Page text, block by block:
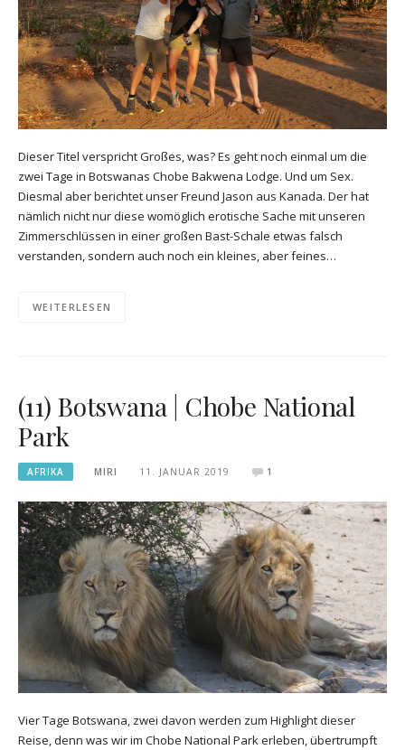
Dieser Titel verspricht Großes, was? Es geht noch einmal um die
zwei Tage in Botswanas Chobe Bakwena Lodge. Und um Sex.
Diesmal aber berichtet unser Freund Jason aus Kanada. Der hat
nämlich nicht nur diese womöglich erotische Sache mit unseren
Zimmerschlüssen in einer großen Bast-Schale etwas falsch
verstanden, sondern auch noch ein kleines, aber feines…
WEITERLESEN
(11) Botswana | Chobe National
Park
AFRIKA MIRI 11. JANUAR 2019 1
Vier Tage Botswana, zwei davon werden zum Highlight dieser
Reise, denn was wir im Chobe National Park erleben, übertrumpft